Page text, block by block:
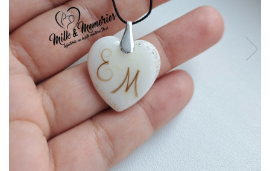
Seturi din argint
Seturi din aur